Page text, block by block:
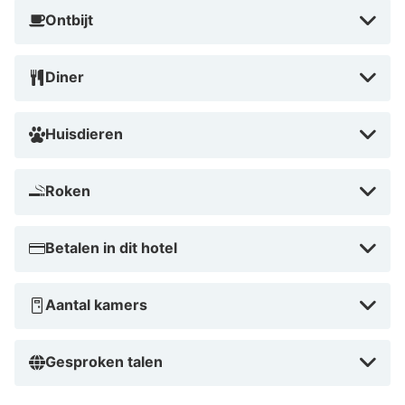
Ontbijt
Diner
Huisdieren
Roken
Betalen in dit hotel
Aantal kamers
Gesproken talen